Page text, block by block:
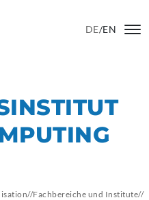
DE/EN
//Fachbereiche und Institute//